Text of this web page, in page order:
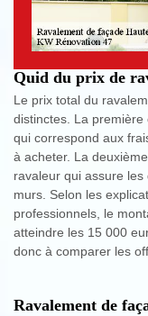
Quid du prix de
Le prix total du
distinctes. La
qui correspond aux
à acheter. La
ravaleur qui assure
murs. Selon les
professionnels, le
atteindre les 15 000
donc à comparer les
Ravalement de